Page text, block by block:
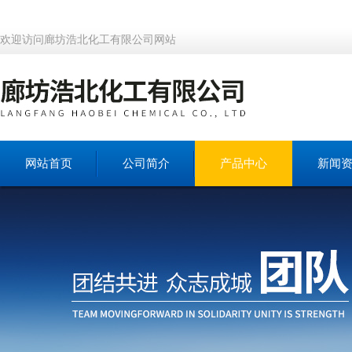
欢迎访问廊坊浩北化工有限公司网站
网站首页 公司简介 产品中心 新闻